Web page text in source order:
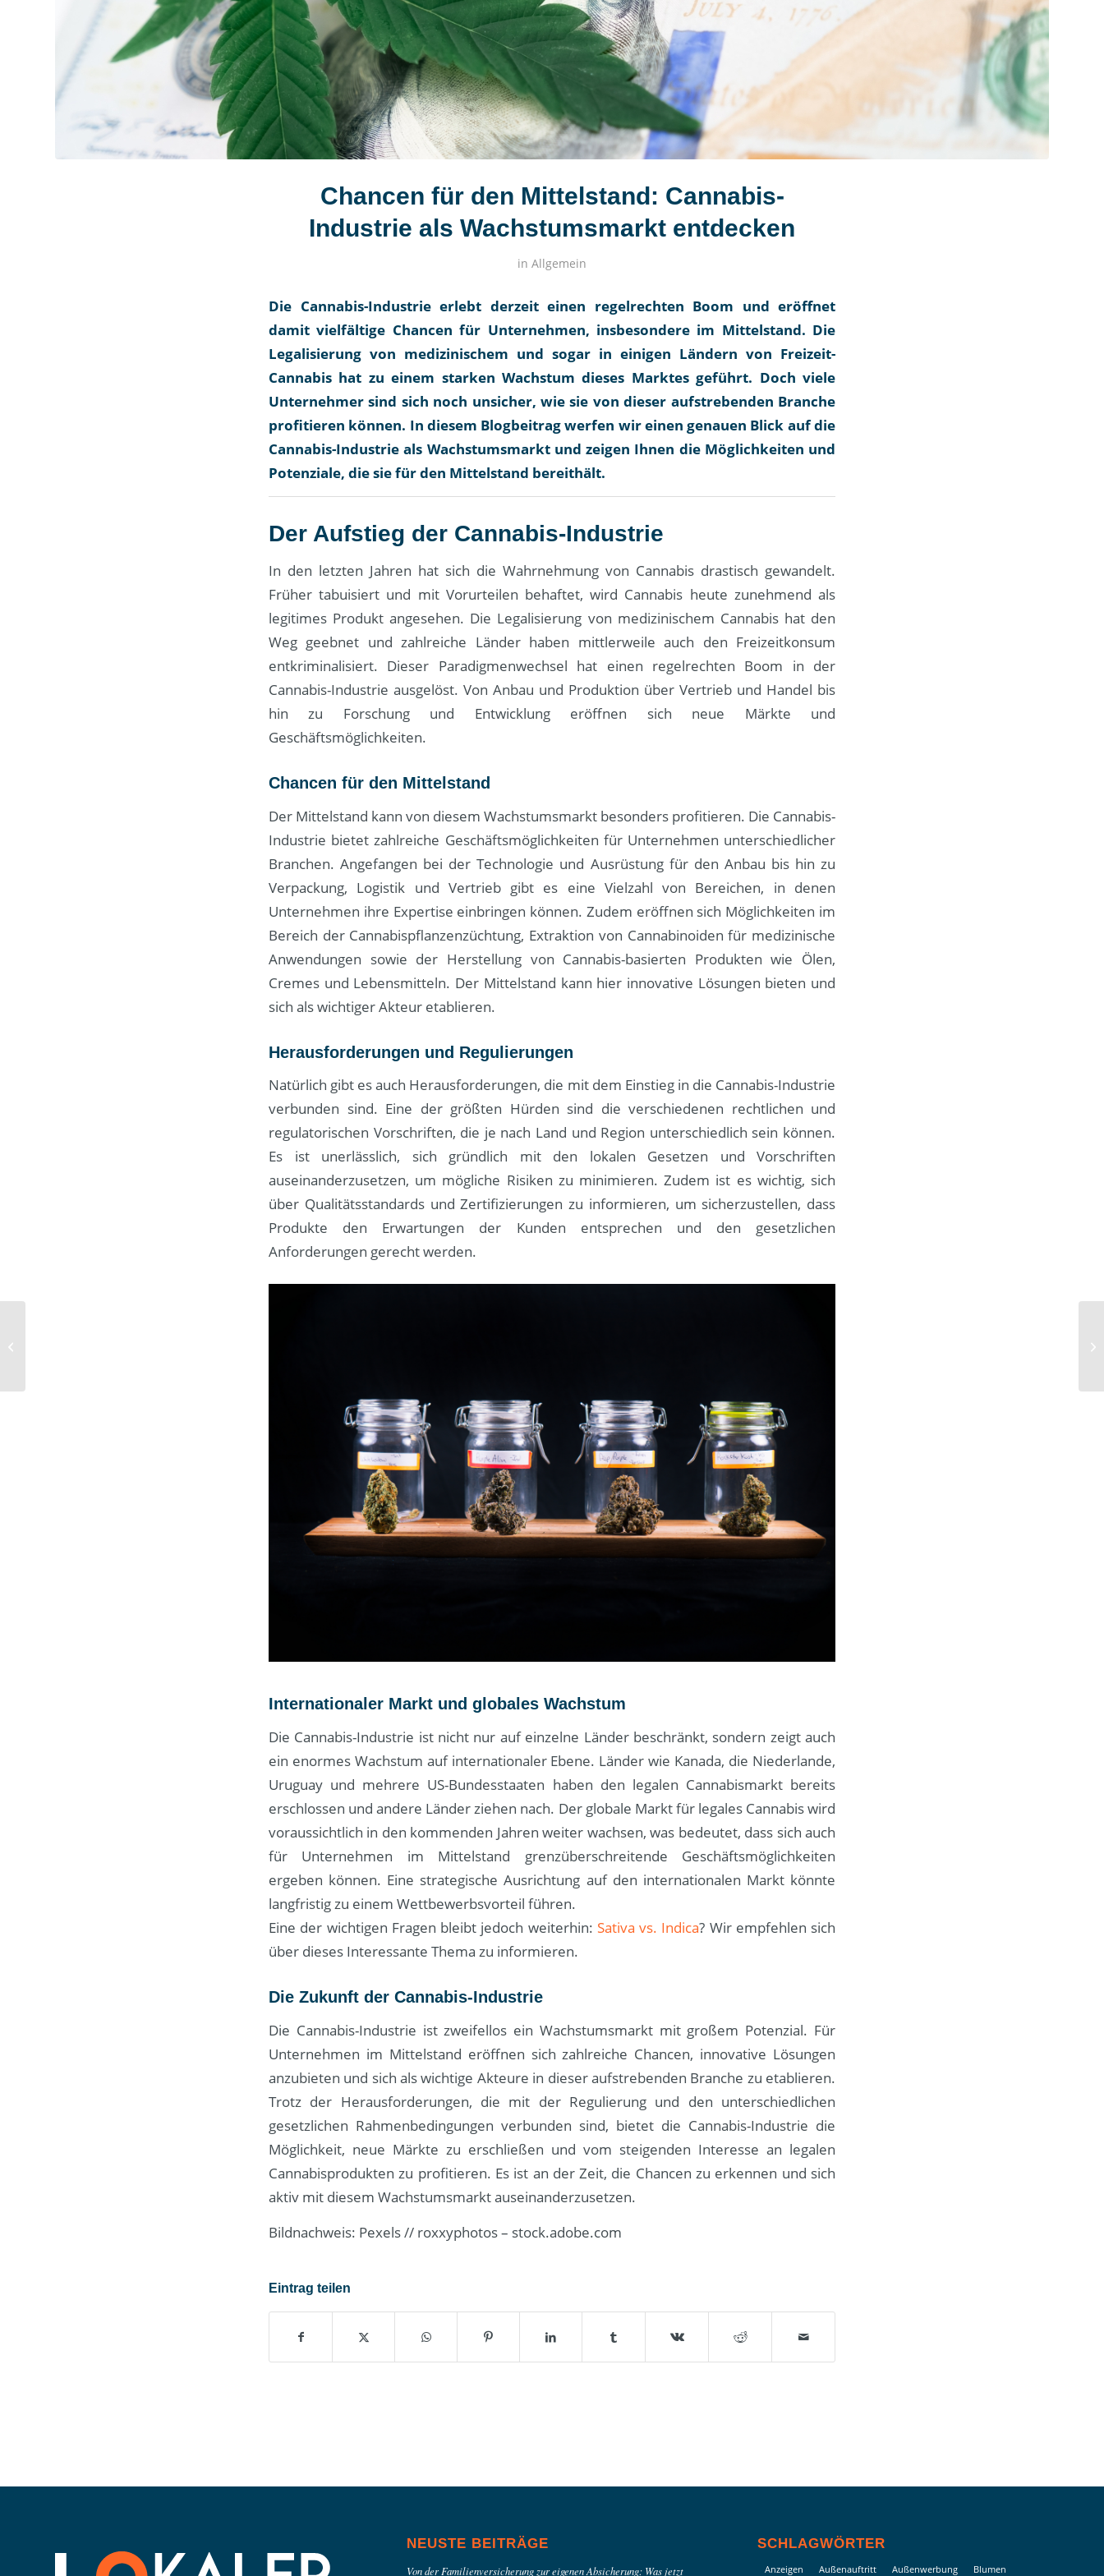
Chancen für den Mittelstand: Cannabis-
Industrie als Wachstumsmarkt entdecken
in Allgemein
Die Cannabis-Industrie erlebt derzeit einen regelrechten Boom und eröffnet
damit vielfältige Chancen für Unternehmen, insbesondere im Mittelstand. Die
Legalisierung von medizinischem und sogar in einigen Ländern von Freizeit-
Cannabis hat zu einem starken Wachstum dieses Marktes geführt. Doch viele
Unternehmer sind sich noch unsicher, wie sie von dieser aufstrebenden Branche
profitieren können. In diesem Blogbeitrag werfen wir einen genauen Blick auf die
Cannabis-Industrie als Wachstumsmarkt und zeigen Ihnen die Möglichkeiten und
Potenziale, die sie für den Mittelstand bereithält.
Der Aufstieg der Cannabis-Industrie
In den letzten Jahren hat sich die Wahrnehmung von Cannabis drastisch gewandelt.
Früher tabuisiert und mit Vorurteilen behaftet, wird Cannabis heute zunehmend als
legitimes Produkt angesehen. Die Legalisierung von medizinischem Cannabis hat den
Weg geebnet und zahlreiche Länder haben mittlerweile auch den Freizeitkonsum
entkriminalisiert. Dieser Paradigmenwechsel hat einen regelrechten Boom in der
Cannabis-Industrie ausgelöst. Von Anbau und Produktion über Vertrieb und Handel bis
hin zu Forschung und Entwicklung eröffnen sich neue Märkte und
Geschäftsmöglichkeiten.
Chancen für den Mittelstand
Der Mittelstand kann von diesem Wachstumsmarkt besonders profitieren. Die Cannabis-
Industrie bietet zahlreiche Geschäftsmöglichkeiten für Unternehmen unterschiedlicher
Branchen. Angefangen bei der Technologie und Ausrüstung für den Anbau bis hin zu
Verpackung, Logistik und Vertrieb gibt es eine Vielzahl von Bereichen, in denen
Unternehmen ihre Expertise einbringen können. Zudem eröffnen sich Möglichkeiten im
Bereich der Cannabispflanzenzüchtung, Extraktion von Cannabinoiden für medizinische
Anwendungen sowie der Herstellung von Cannabis-basierten Produkten wie Ölen,
Cremes und Lebensmitteln. Der Mittelstand kann hier innovative Lösungen bieten und
sich als wichtiger Akteur etablieren.
Herausforderungen und Regulierungen
Natürlich gibt es auch Herausforderungen, die mit dem Einstieg in die Cannabis-Industrie
verbunden sind. Eine der größten Hürden sind die verschiedenen rechtlichen und
regulatorischen Vorschriften, die je nach Land und Region unterschiedlich sein können.
Es ist unerlässlich, sich gründlich mit den lokalen Gesetzen und Vorschriften
auseinanderzusetzen, um mögliche Risiken zu minimieren. Zudem ist es wichtig, sich
über Qualitätsstandards und Zertifizierungen zu informieren, um sicherzustellen, dass
Produkte den Erwartungen der Kunden entsprechen und den gesetzlichen
Anforderungen gerecht werden.
Internationaler Markt und globales Wachstum
Die Cannabis-Industrie ist nicht nur auf einzelne Länder beschränkt, sondern zeigt auch
ein enormes Wachstum auf internationaler Ebene. Länder wie Kanada, die Niederlande,
Uruguay und mehrere US-Bundesstaaten haben den legalen Cannabismarkt bereits
erschlossen und andere Länder ziehen nach. Der globale Markt für legales Cannabis wird
voraussichtlich in den kommenden Jahren weiter wachsen, was bedeutet, dass sich auch
für Unternehmen im Mittelstand grenzüberschreitende Geschäftsmöglichkeiten
ergeben können. Eine strategische Ausrichtung auf den internationalen Markt könnte
langfristig zu einem Wettbewerbsvorteil führen.
Eine der wichtigen Fragen bleibt jedoch weiterhin: Sativa vs. Indica? Wir empfehlen sich
über dieses Interessante Thema zu informieren.
Die Zukunft der Cannabis-Industrie
Die Cannabis-Industrie ist zweifellos ein Wachstumsmarkt mit großem Potenzial. Für
Unternehmen im Mittelstand eröffnen sich zahlreiche Chancen, innovative Lösungen
anzubieten und sich als wichtige Akteure in dieser aufstrebenden Branche zu etablieren.
Trotz der Herausforderungen, die mit der Regulierung und den unterschiedlichen
gesetzlichen Rahmenbedingungen verbunden sind, bietet die Cannabis-Industrie die
Möglichkeit, neue Märkte zu erschließen und vom steigenden Interesse an legalen
Cannabisprodukten zu profitieren. Es ist an der Zeit, die Chancen zu erkennen und sich
aktiv mit diesem Wachstumsmarkt auseinanderzusetzen.
Bildnachweis: Pexels // roxxyphotos – stock.adobe.com
Eintrag teilen
NEUSTE BEITRÄGE
Von der Familienversicherung zur eigenen Absicherung: Was jetzt
SCHLAGWÖRTER
Anzeigen Außenauftritt Außenwerbung Blumen